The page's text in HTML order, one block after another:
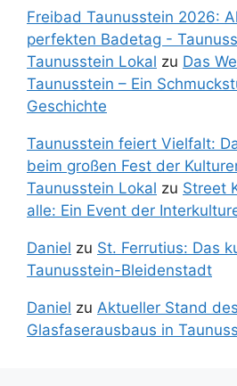
Freibad Taunusstein 2026:
perfekten Badetag -
Taunusstein Lokal zu Das
Taunusstein – Ein
Geschichte
Taunusstein feiert Vielfalt:
beim großen Fest der
Taunusstein Lokal zu Street
alle: Ein Event der
Daniel zu St. Ferrutius: Das
Taunusstein-Bleidenstadt
Daniel zu Aktueller Stand des
Glasfaserausbaus in